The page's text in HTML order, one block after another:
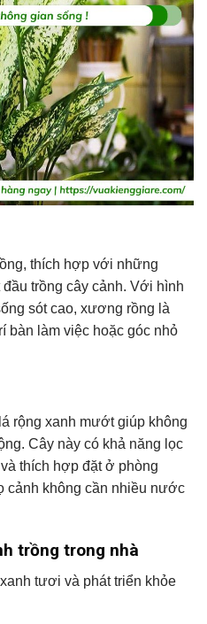
thích hợp với những
trồng cây cảnh. Với hình
sót cao, xương rồng là
bàn làm việc hoặc góc nhỏ
rộng xanh mướt giúp không
Cây này có khả năng lọc
thích hợp đặt ở phòng
cảnh không cần nhiều nước
trồng trong nhà
tươi và phát triển khỏe